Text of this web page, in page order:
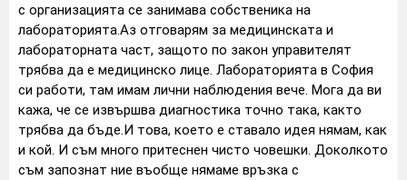
с организацията се занимава собственика на
лабораторията.Аз отговарям за медицинската и
лабораторната част, защото по закон управителят
трябва да е медицинско лице. Лабораторията в София
си работи, там имам лични наблюдения вече. Мога да ви
кажа, че се извършва диагностика точно така, както
трябва да бъде.И това, което е ставало идея нямам, как
и кой. И съм много притеснен чисто човешки. Доколкото
съм запознат ние въобще нямаме връзка с